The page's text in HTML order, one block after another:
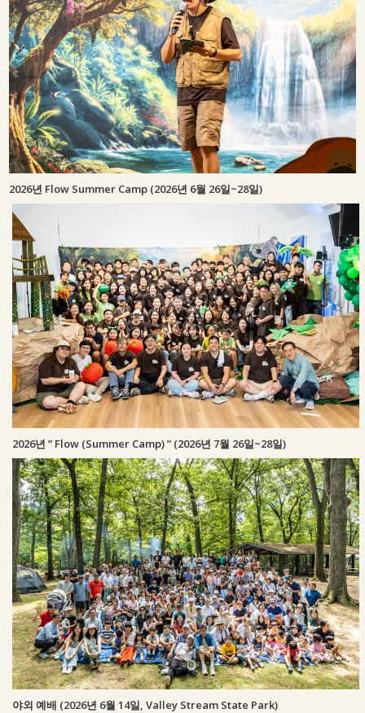
2026년 Flow Summer Camp (2026년 6월 26일~28일)
2026년 ” Flow (Summer Camp) ” (2026년 7월 26일~28일)
야외 예배 (2026년 6월 14일, Valley Stream State Park)